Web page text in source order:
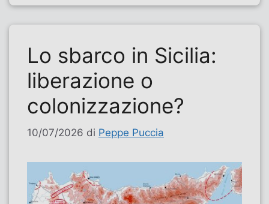
Lo sbarco in Sicilia:
liberazione o
colonizzazione?
10/07/2026 di Peppe Puccia